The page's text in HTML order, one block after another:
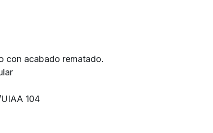
con acabado rematado.
104